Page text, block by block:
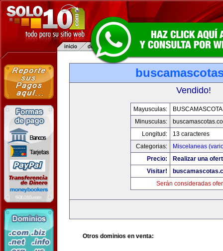
Vendido!
Mayusculas:
Minusculas:
Longitud:
13 caracteres
Categorias:
Miscelaneas
Precio:
Realizar una
Visitar!
Serán consideradas
Otros dominios en venta: